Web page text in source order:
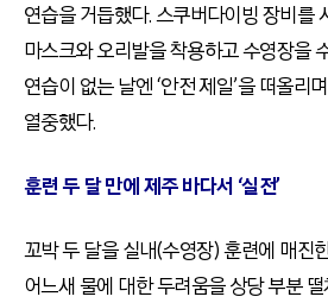
연습을 거듭했다. 스쿠버다이빙 장비를
마스크와 오리발을 착용하고 수영장을
연습이 없는 날엔 ‘안전 제일’을 떠올리
열중했다.
훈련 두 달 만에 제주 바다서 ‘실전’
꼬박 두 달을 실내(수영장) 훈련에 매진
어느새 물에 대한 두려움을 상당 부분